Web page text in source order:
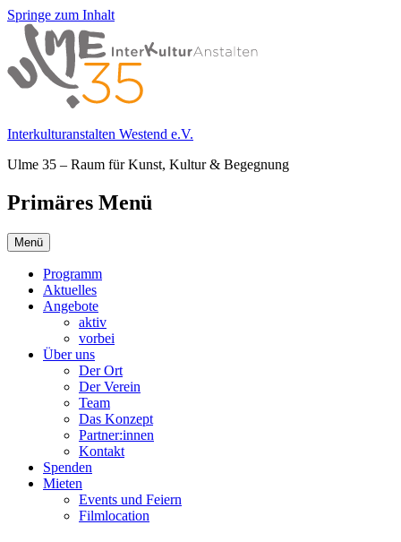
Springe zum Inhalt
Interkulturanstalten Westend e.V.
Ulme 35 – Raum für Kunst, Kultur & Begegnung
Primäres Menü
Menü
Programm
Aktuelles
Angebote
aktiv
vorbei
Über uns
Der Ort
Der Verein
Team
Das Konzept
Partner:innen
Kontakt
Spenden
Mieten
Events und Feiern
Filmlocation